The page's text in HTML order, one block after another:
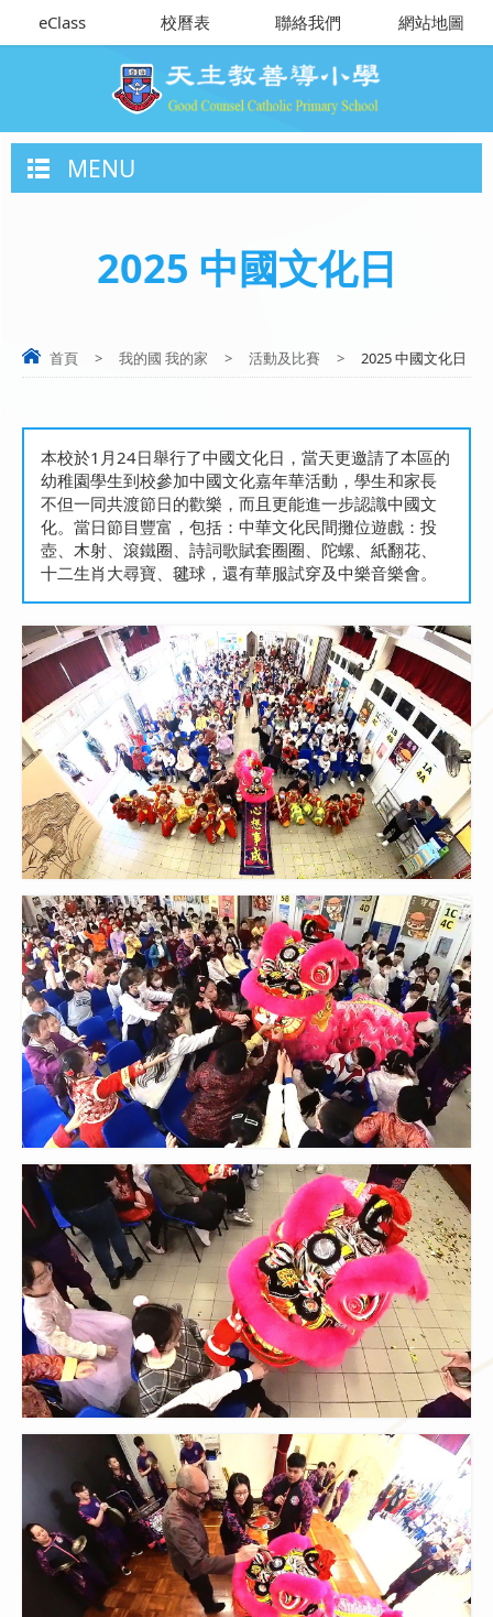
eClass 校曆表 聯絡我們 網站地圖
MENU
2025 中國文化日
首頁 > 我的國 我的家 > 活動及比賽 > 2025 中國文化日
本校於1月24日舉行了中國文化日，當天更邀請了本區的
幼稚園學生到校參加中國文化嘉年華活動，學生和家長
不但一同共渡節日的歡樂，而且更能進一步認識中國文
化。當日節目豐富，包括：中華文化民間攤位遊戲：投
壺、木射、滾鐵圈、詩詞歌賦套圈圈、陀螺、紙翻花、
十二生肖大尋寶、毽球，還有華服試穿及中樂音樂會。